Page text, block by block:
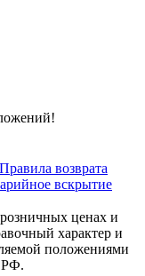
Правила возврата
вскрытие
ценах и
характер и
положениями
РФ.